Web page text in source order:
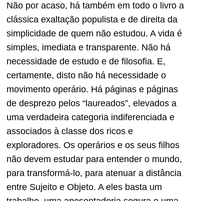
Não por acaso, há também em todo o livro a
clássica exaltação populista e de direita da
simplicidade de quem não estudou. A vida é
simples, imediata e transparente. Não há
necessidade de estudo e de filosofia. E,
certamente, disto não há necessidade o
movimento operário. Há páginas e páginas
de desprezo pelos “laureados”, elevados a
uma verdadeira categoria indiferenciada e
associados à classe dos ricos e
exploradores. Os operários e os seus filhos
não devem estudar para entender o mundo,
para transformá-lo, para atenuar a distância
entre Sujeito e Objeto. A eles basta um